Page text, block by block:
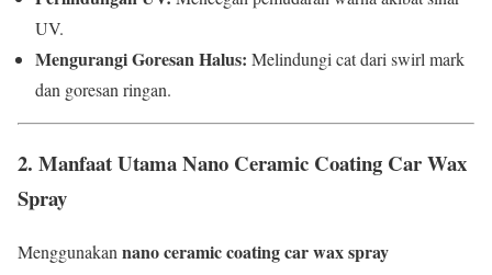
UV.
Mengurangi Goresan Halus: Melindungi cat dari swirl mark
dan goresan ringan.
2. Manfaat Utama Nano Ceramic Coating Car Wax
Spray
Menggunakan nano ceramic coating car wax spray